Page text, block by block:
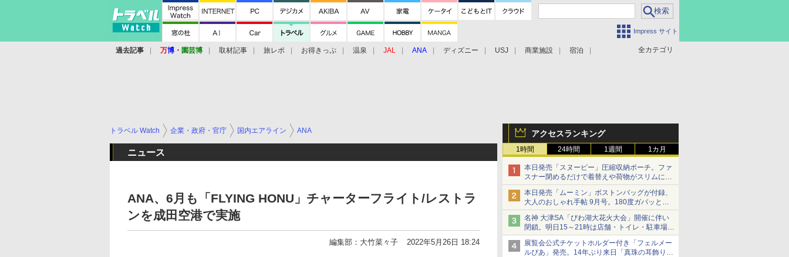
Impress サイト
全カテゴリ
過去記事 万博 ・ 園芸博 取材記事 旅レポ お得きっぷ 温泉 JAL ANA ディズニー USJ 商業施設 宿泊
アクセスランキング
1時間 24時間 1週間 1カ月
本日発売「スヌーピー」圧縮収納ポーチ。ファ
スナー閉めるだけで着替えや荷物がスリムにま
とまる
本日発売「ムーミン」ボストンバッグが付録、
大人のおしゃれ手帖 9月号。180度ガバッと開
いて大容量
名神 大津SA「びわ湖大花火大会」開催に伴い
閉鎖。明日15～21時は店舗・トイレ・駐車場の
利用不可
展覧会公式チケットホルダー付き「フェルメー
ルぴあ」発売。14年ぶり来日「真珠の耳飾りの
トラベル Watch 企業・政府・官庁 国内エアライン ANA
ニュース
ANA、6月も「FLYING HONU」チャーターフライト/レストラ
ンを成田空港で実施
編集部：大竹菜々子 2022年5月26日 18:24